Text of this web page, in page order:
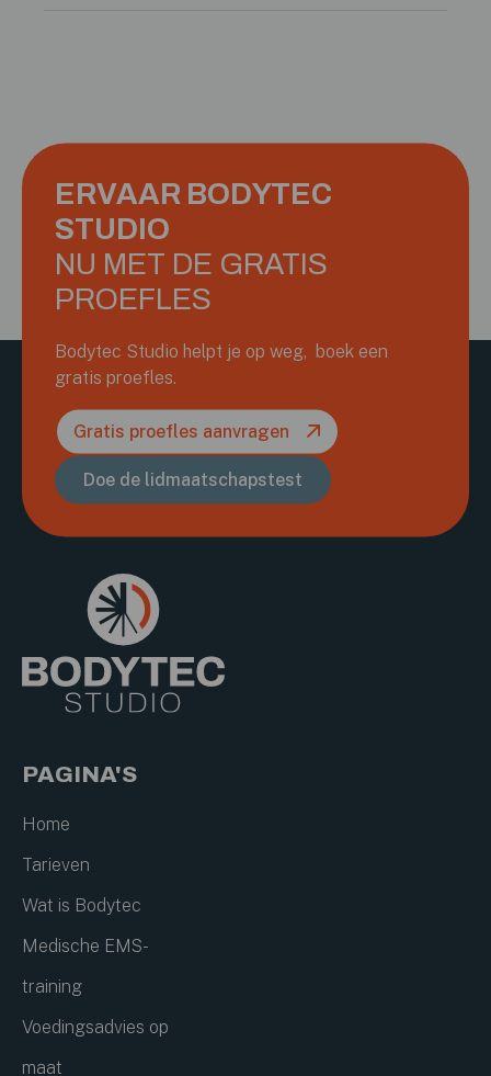
ERVAAR BODYTEC
STUDIO
NU MET DE GRATIS
PROEFLES
Bodytec Studio helpt je op weg, boek een
gratis proefles.
Gratis proefles aanvragen
Doe de lidmaatschapstest
PAGINA'S
Home
Tarieven
Wat is Bodytec
Medische EMS-
training
Voedingsadvies op
maat